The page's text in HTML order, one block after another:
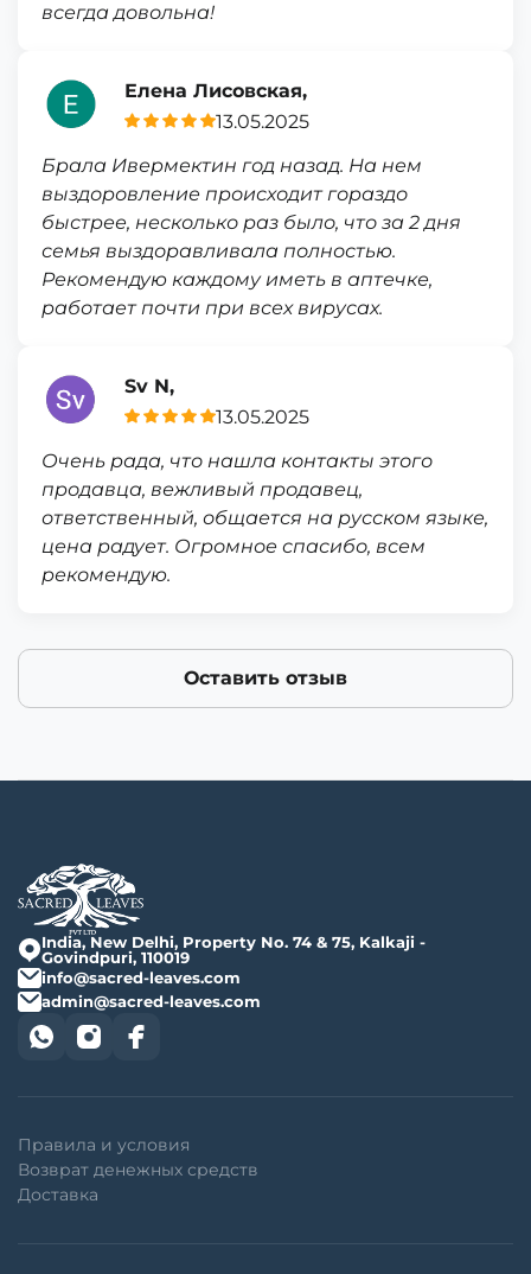
всегда довольна!
Елена Лисовская,
13.05.2025
Брала Ивермектин год назад. На нем
выздоровление происходит гораздо
быстрее, несколько раз было, что за 2 дня
семья выздоравливала полностью.
Рекомендую каждому иметь в аптечке,
работает почти при всех вирусах.
Sv N,
13.05.2025
Очень рада, что нашла контакты этого
продавца, вежливый продавец,
ответственный, общается на русском языке,
цена радует. Огромное спасибо, всем
рекомендую.
Оставить отзыв
India, New Delhi, Property No. 74 & 75, Kalkaji -
Govindpuri, 110019
info@sacred-leaves.com
admin@sacred-leaves.com
Правила и условия
Возврат денежных средств
Доставка